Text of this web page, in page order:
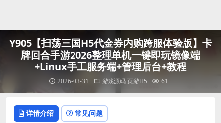
Y905【扫荡三国H5代金券内购跨服体验版】卡
牌回合手游2026整理单机一键即玩镜像端
+Linux手工服务端+管理后台+教程
2026-03-31 游戏源码 页游H5 61
详情介绍 常见问题